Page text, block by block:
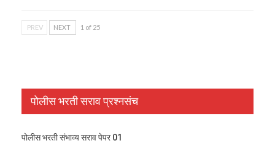
PREV NEXT 1 of 25
पोलीस भरती सराव प्रश्नसंच
पोलीस भरती संभाव्य सराव पेपर 01